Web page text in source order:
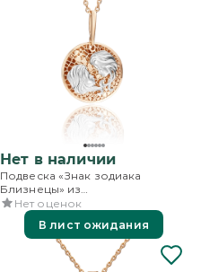
Нет в наличии
Подвеска «Знак зодиака
Близнецы» из
комбинированного золота
Нет оценок
В лист ожидания